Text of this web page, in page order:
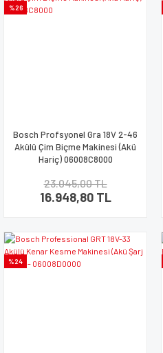
%26
Bosch Profsyonel Gra 18V 2-46
Akülü Çim Biçme Makinesi (Akü
Hariç) 06008C8000
23.045,00 TL
16.948,80 TL
%24